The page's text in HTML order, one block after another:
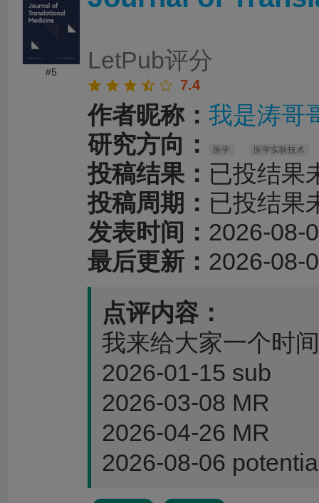
#5 LetPub评分
7.4
作者昵称： 我是涛哥
研究方向：
医学 医学实验技术
投稿结果： 已投结果
投稿周期： 已投结果
发表时间： 2026-08-
最后更新： 2026-08-
点评内容：
我来给大家一个时
2026-01-15 sub
2026-03-08 MR
2026-04-26 MR
2026-08-06